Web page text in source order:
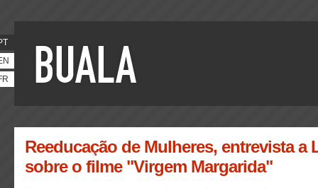
Reeducação de Mulheres, entrevista a
sobre o filme "Virgem Margarida"